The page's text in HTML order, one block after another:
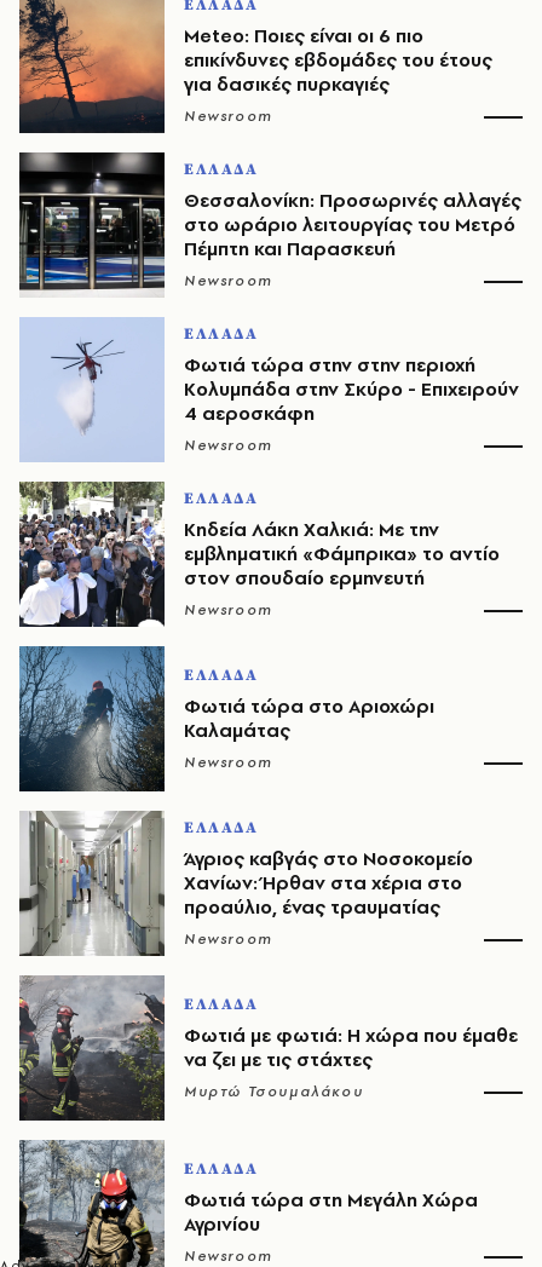
ΕΛΛΑΔΑ
Meteo: Ποιες είναι οι 6 πιο
επικίνδυνες εβδομάδες του έτους
για δασικές πυρκαγιές
Newsroom
ΕΛΛΑΔΑ
Θεσσαλονίκη: Προσωρινές αλλαγές
στο ωράριο λειτουργίας του Μετρό
Πέμπτη και Παρασκευή
Newsroom
ΕΛΛΑΔΑ
Φωτιά τώρα στην στην περιοχή
Κολυμπάδα στην Σκύρο - Επιχειρούν
4 αεροσκάφη
Newsroom
ΕΛΛΑΔΑ
Κηδεία Λάκη Χαλκιά: Με την
εμβληματική «Φάμπρικα» το αντίο
στον σπουδαίο ερμηνευτή
Newsroom
ΕΛΛΑΔΑ
Φωτιά τώρα στο Αριοχώρι
Καλαμάτας
Newsroom
ΕΛΛΑΔΑ
Άγριος καβγάς στο Νοσοκομείο
Χανίων: Ήρθαν στα χέρια στο
προαύλιο, ένας τραυματίας
Newsroom
ΕΛΛΑΔΑ
Φωτιά με φωτιά: Η χώρα που έμαθε
να ζει με τις στάχτες
Μυρτώ Τσουμαλάκου
ΕΛΛΑΔΑ
Φωτιά τώρα στη Μεγάλη Χώρα
Αγρινίου
Newsroom